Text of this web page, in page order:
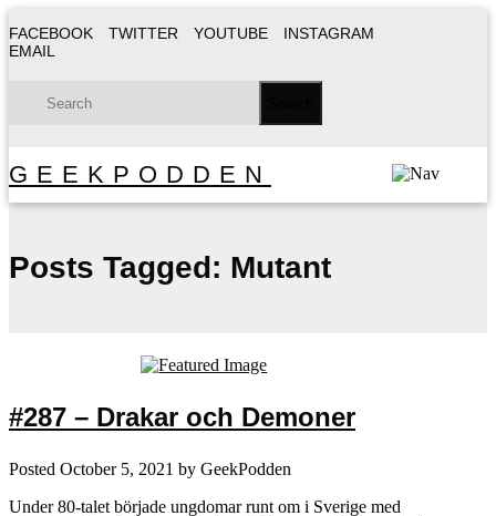
FACEBOOK TWITTER YOUTUBE
INSTAGRAM
EMAIL
GEEKPODDEN
Posts Tagged: Mutant
#287 – Drakar och Demoner
Posted October 5, 2021 by GeekPodden
Under 80-talet började ungdomar runt om i Sverige med